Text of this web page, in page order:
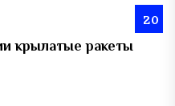
20
крылатые ракеты